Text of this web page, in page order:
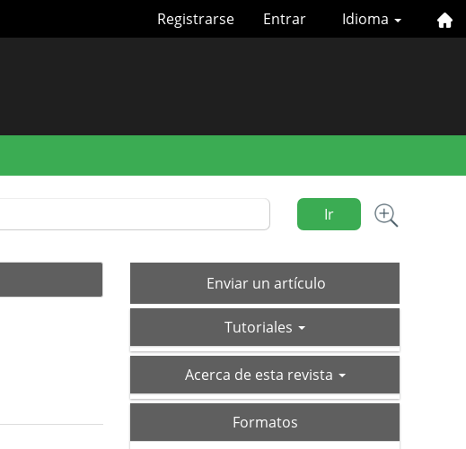
Idioma
Registrarse Entrar
Ir
Enviar
un
Enviar un artículo
Tutoriales
acerca-Acerca de esta revista
Formatos